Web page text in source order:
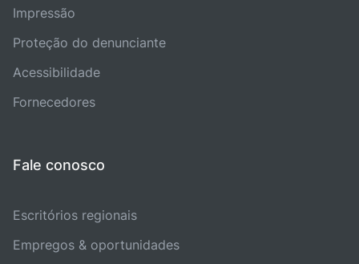
Impressão
Proteção do denunciante
Acessibilidade
Fornecedores
Fale conosco
Escritórios regionais
Empregos & oportunidades